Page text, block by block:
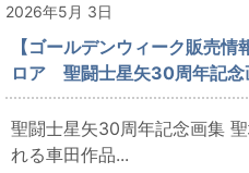
2026年5月 3日
【ゴールデンウィーク販売
ロア 聖闘士星矢30周年記念
聖闘士星矢30周年記念画集
れる車田作品...